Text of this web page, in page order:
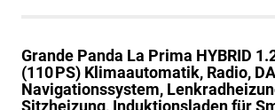
Grande Panda La Prima HYBRID
(110 PS) Klimaautomatik, Radio,
Navigationssystem,
Sitzheizung, Induktionsladen für